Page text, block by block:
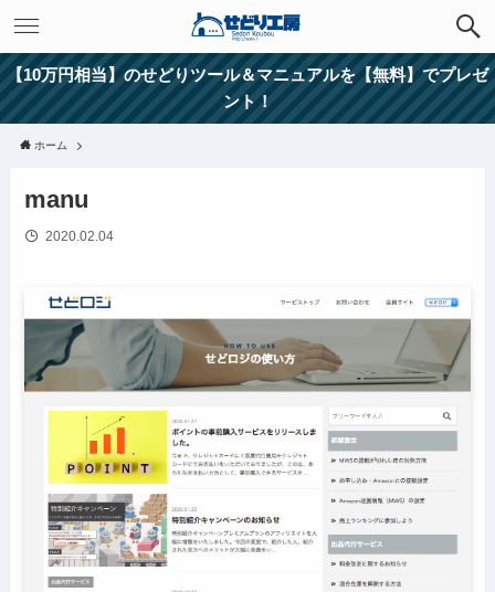
【10万円相当】のせどりツール＆マニュアルを【無料】でプレゼ
ント！
ホーム
manu
2020.02.04